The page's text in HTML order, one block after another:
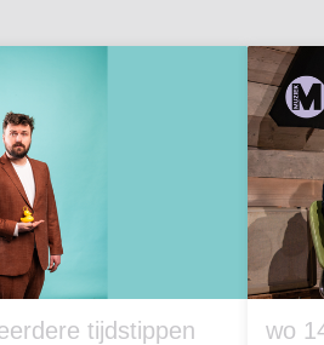
tijdstippen wo